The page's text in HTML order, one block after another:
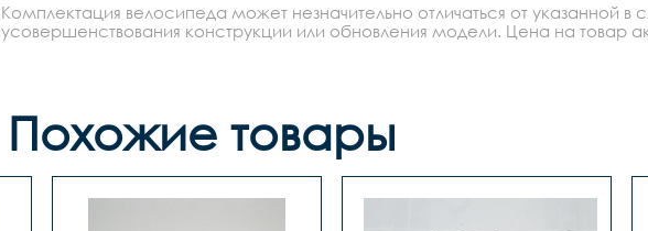
Комплектация велосипеда может незначительно отличаться от указанной в
усовершенствования конструкции или обновления модели. Цена на товар
Похожие товары